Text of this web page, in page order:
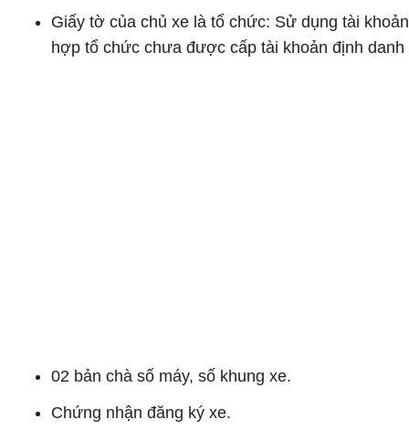
Giấy tờ của chủ xe là tổ chức: Sử dụng tài
hợp tổ chức chưa được cấp tài khoản định
02 bản chà số máy, số khung xe.
Chứng nhận đăng ký xe.